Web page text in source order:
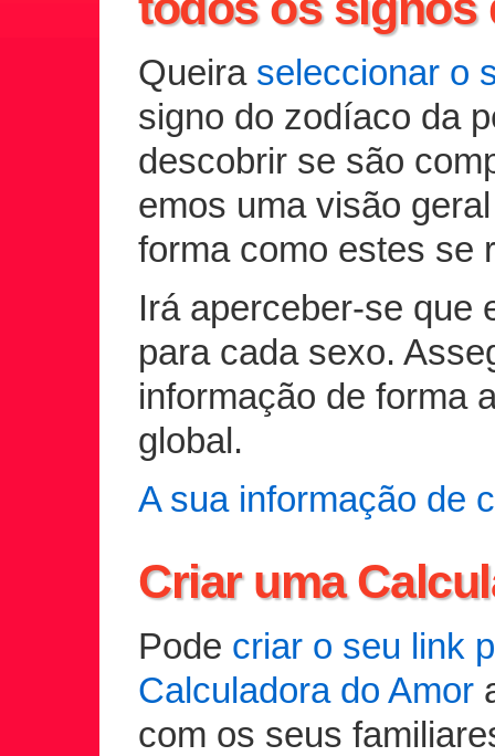
Queira seleccionar o
signo do zodíaco da
descobrir se são
emos uma visão
forma como estes se
Irá aperceber-se que
para cada sexo.
informação de forma
global.
A sua informação de
Criar uma
Pode criar o seu link
Calculadora do Amor
com os seus